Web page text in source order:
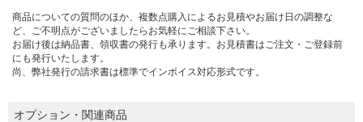
商品についての質問のほか、複数点購入によるお見積やお届け日の調整な
ど、ご不明点がございましたらお気軽にご相談下さい。
お届け後は納品書、領収書の発行も承ります。お見積書はご注文・ご登録前
にも発行いたします。
尚、弊社発行の請求書は標準でインボイス対応形式です。
オプション・関連商品